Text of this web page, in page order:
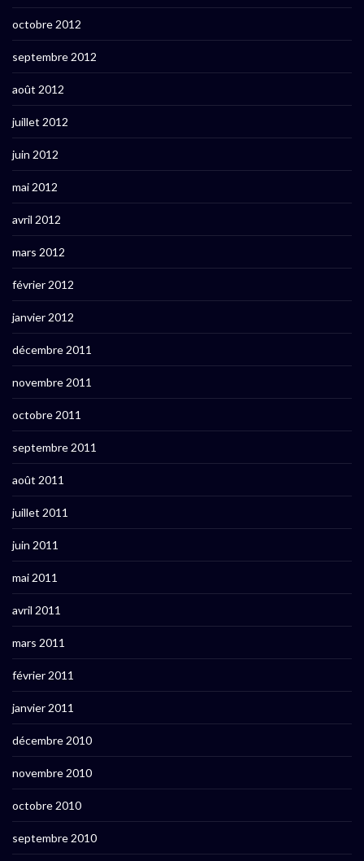
octobre 2012
septembre 2012
août 2012
juillet 2012
juin 2012
mai 2012
avril 2012
mars 2012
février 2012
janvier 2012
décembre 2011
novembre 2011
octobre 2011
septembre 2011
août 2011
juillet 2011
juin 2011
mai 2011
avril 2011
mars 2011
février 2011
janvier 2011
décembre 2010
novembre 2010
octobre 2010
septembre 2010